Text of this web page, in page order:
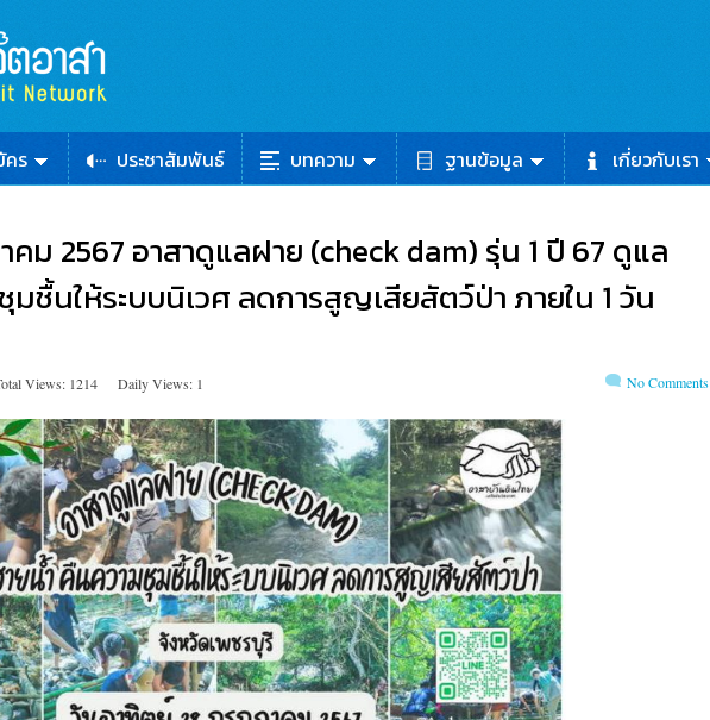
คร ประชาสัมพันธ์ บทความ ฐานข้อมูล เกี่ยวกับเรา
ม 2567 อาสาดูแลฝาย (check dam) รุ่น 1 ปี 67 ดูแล
ชื้นให้ระบบนิเวศ ลดการสูญเสียสัตว์ป่า ภายใน 1 วัน
Views: 1214 Daily Views: 1 No Comments